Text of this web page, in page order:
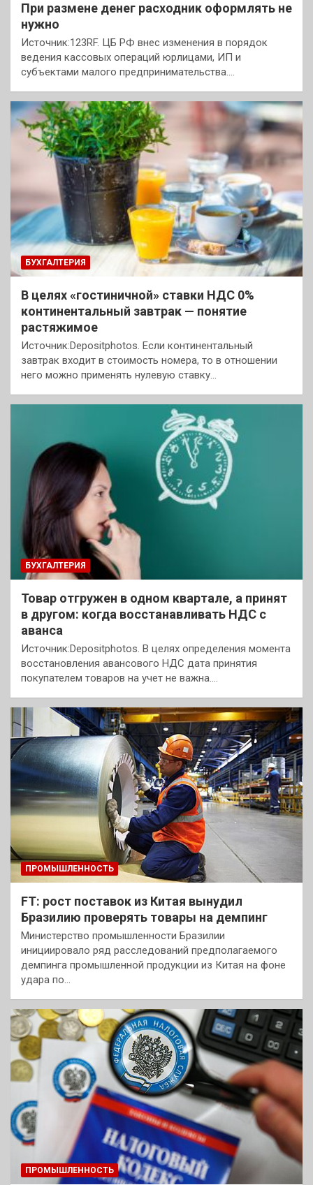
При размене денег расходник оформлять не
нужно
Источник:123RF. ЦБ РФ внес изменения в порядок
ведения кассовых операций юрлицами, ИП и
субъектами малого предпринимательства.…
БУХГАЛТЕРИЯ
В целях «гостиничной» ставки НДС 0%
континентальный завтрак — понятие
растяжимое
Источник:Depositphotos. Если континентальный
завтрак входит в стоимость номера, то в отношении
него можно применять нулевую ставку…
БУХГАЛТЕРИЯ
Товар отгружен в одном квартале, а принят
в другом: когда восстанавливать НДС с
аванса
Источник:Depositphotos. В целях определения момента
восстановления авансового НДС дата принятия
покупателем товаров на учет не важна.…
ПРОМЫШЛЕННОСТЬ
FT: рост поставок из Китая вынудил
Бразилию проверять товары на демпинг
Министерство промышленности Бразилии
инициировало ряд расследований предполагаемого
демпинга промышленной продукции из Китая на фоне
удара по…
ПРОМЫШЛЕННОСТЬ